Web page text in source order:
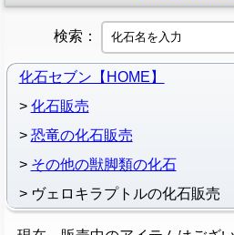
検索：
化石セブン【HOME】
化石販売
恐竜の化石販売
その他の獣脚類の化石
ヴェロキラプトルの化石販売